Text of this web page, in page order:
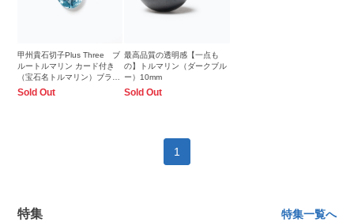
甲州貴石切子Plus Three ブ
ルートルマリン カード付き
（宝石名トルマリン）ブラジ
ル産 1.31ct 識別済
Sold Out
最高品質の透明感【一点も
の】トルマリン（ダークブル
ー）10mm
Sold Out
1
特集 特集一覧へ